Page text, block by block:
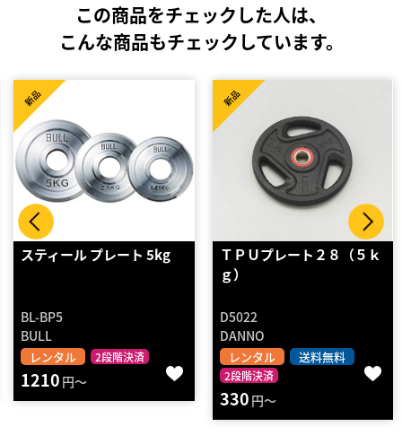
この商品をチェックした人は、
こんな商品もチェックしています。
ＴＰＵプレート２８（５ｋ
D5022
DANNO
レンタル 送料無料
2段階決済
新品
330円～
プレート ツリー
BL-PT
BULL
レンタル 2段階決済
新品
3080円～